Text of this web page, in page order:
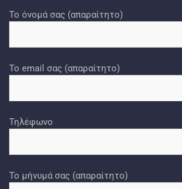
Το όνομά σας (απαραίτητο)
Το email σας (απαραίτητο)
Τηλέφωνο
Το μήνυμά σας (απαραίτητο)